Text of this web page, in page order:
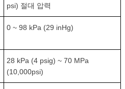
psi) 절대 압력
0 ~ 98 kPa (29 inHg)
28 kPa (4 psig) ~ 70 MPa
(10,000psi)